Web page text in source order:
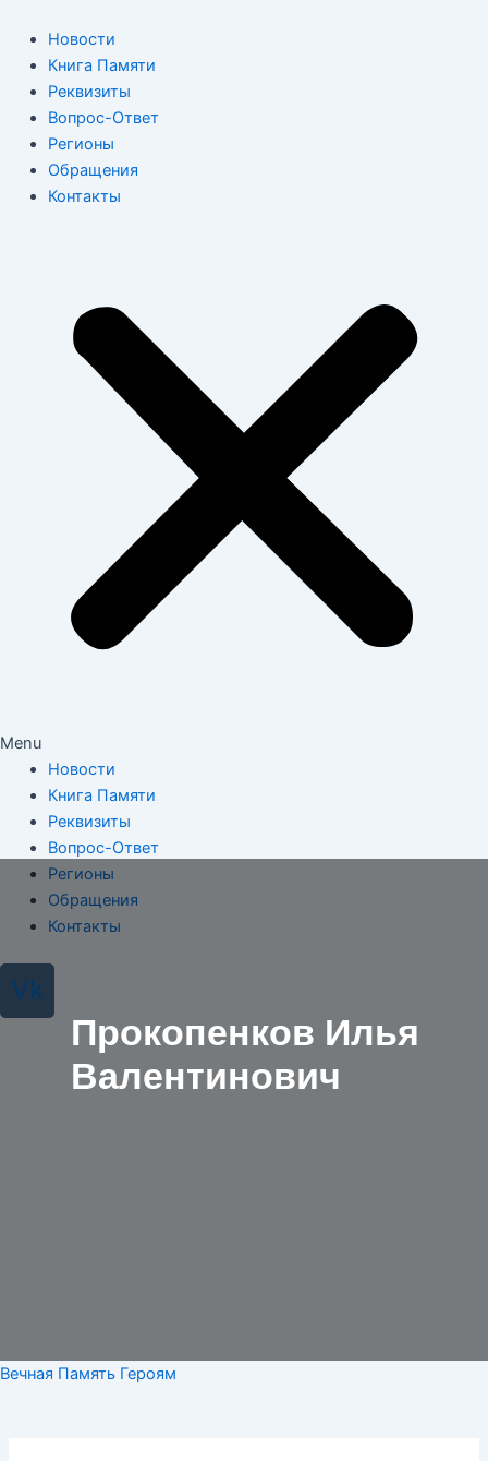
содержимому
Новости
Книга Памяти
Реквизиты
Вопрос-Ответ
Регионы
Обращения
Контакты
Menu
Новости
Книга Памяти
Реквизиты
Вопрос-Ответ
Регионы
Обращения
Контакты
Vk
Прокопенков Илья
Валентинович
Вечная Память Героям